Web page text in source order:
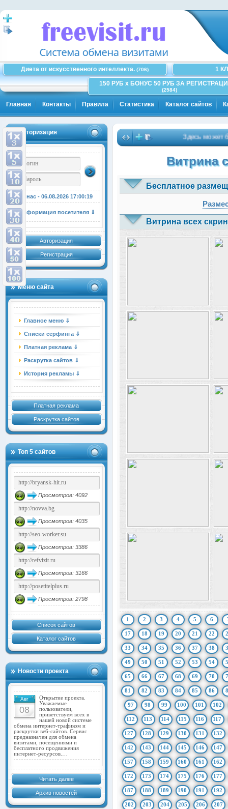
Диета от искусственного интеллекта. (706)
1
150 РУБ x БОНУС 50 РУБ ЗА
(2584)
Главная Контакты Правила Статистика Каталог сайтов
Авторизация
У нас - 06.08.2026 17:00:19
Информация посетителя ⇓
Авторизация
Регистрация
Меню сайта
Главное меню ⇓
Списки серфинга ⇓
Платная реклама ⇓
Раскрутка сайтов ⇓
История рекламы ⇓
Платная реклама
Раскрутка сайтов
Топ 5 сайтов
Просмотров: 4092
Просмотров: 4035
Просмотров: 3386
Просмотров: 3166
Просмотров: 2798
Список сайтов
Каталог сайтов
Новости проекта
Авг
08
Открытие проекта.
Уважаемые
пользователи,
приветствуем всех в
нашей новой системе
обмена интернет-трафиком и
раскрутки веб-сайтов. Сервис
предназначен для обмена
визитами, посещениями и
бесплатного продвижения
интернет-ресурсов.…
Читать далее
Архив новостей
Здесь может быть
Витрина
Бесплатное
Витрина всех
1 2 3 4 5 6
17 18 19 20 21 22
33 34 35 36 37 38
49 50 51 52 53 54
65 66 67 68 69 70
81 82 83 84 85 86
97 98 99 100 101 102
112 113 114 115 116 117
127 128 129 130 131 132
142 143 144 145 146 147
157 158 159 160 161 162
172 173 174 175 176 177
187 188 189 190 191 192
202 203 204 205 206 207